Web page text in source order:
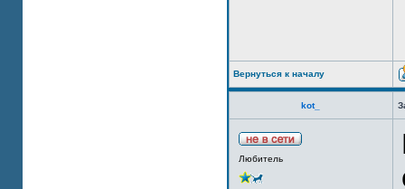
Вернуться к началу
kot_
Любитель